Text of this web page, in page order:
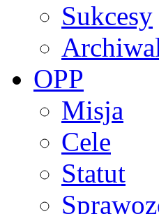
Sukcesy
OPP
Misja
Cele
Statut